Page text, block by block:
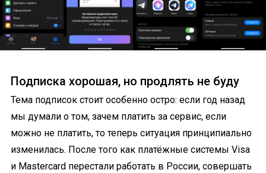
Подписка хорошая, но продлять не буду
Тема подписок стоит особенно остро: если год назад
мы думали о том, зачем платить за сервис, если
можно не платить, то теперь ситуация принципиально
изменилась. После того как платёжные системы Visa
и Mastercard перестали работать в России, совершать